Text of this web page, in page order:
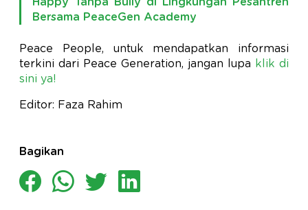
Bersama PeaceGen Academy
Peace People, untuk mendapatkan informasi
terkini dari Peace Generation, jangan lupa
klik di
sini ya!
Editor: Faza Rahim
Bagikan